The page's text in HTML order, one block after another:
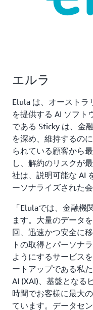
エルラ
Elula は、オーストラ
を提供する AI ソフト
である Sticky は、金
を深め、維持するの
られている顧客から
し、解約のリスクが
社は、説明可能な AI
ーソナライズされた
「Elulaでは、金融機
ます。大量のデータ
回、迅速かつ安全に
トの取得とパーソナ
ようにするサービス
ートアップである私
AI (XAI)、基盤となる
時間でお客様に最大
ています。データセ